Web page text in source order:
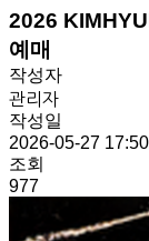
2026
예매
작성자
관리자
작성일
2026-05-27 17:50
조회
977